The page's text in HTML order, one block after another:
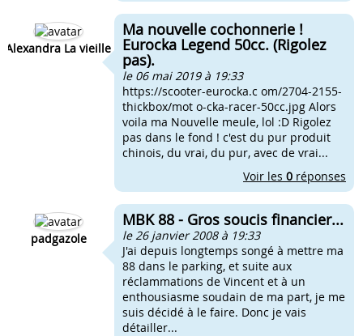
Alexandra La vieille
Ma nouvelle cochonnerie !
Eurocka Legend 50cc. (Rigolez
pas).
le 06 mai 2019 à 19:33
https://scooter-eurocka.c om/2704-2155-
thickbox/mot o-cka-racer-50cc.jpg Alors
voila ma Nouvelle meule, lol :D Rigolez
pas dans le fond ! c'est du pur produit
chinois, du vrai, du pur, avec de vrai...
Voir les 0 réponses
padgazole
MBK 88 - Gros soucis financier...
le 26 janvier 2008 à 19:33
J'ai depuis longtemps songé à mettre ma
88 dans le parking, et suite aux
réclammations de Vincent et à un
enthousiasme soudain de ma part, je me
suis décidé à le faire. Donc je vais
détailler...